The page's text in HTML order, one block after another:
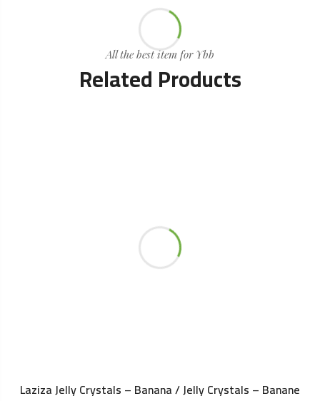
All the best item for Ybb
Related Products
Laziza Jelly Crystals – Banana / Jelly Crystals – Banane